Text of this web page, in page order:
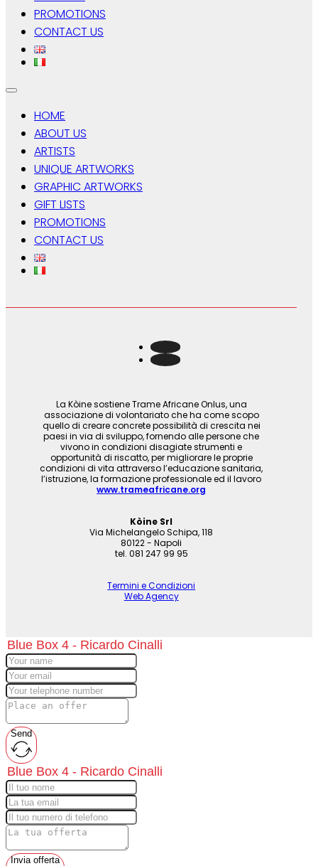
PROMOTIONS
CONTACT US
HOME
ABOUT US
ARTISTS
UNIQUE ARTWORKS
GRAPHIC ARTWORKS
GIFT LISTS
PROMOTIONS
CONTACT US
La Kòine sostiene Trame Africane Onlus, una
associazione di volontariato che ha come scopo
quello di creare concrete possibilità di crescita nei
paesi in via di sviluppo, fornendo alle persone che
vivono in condizioni disagiate strumenti e
opportunità di riscatto, per migliorare le proprie
condizioni di vita attraverso l’educazione sanitaria,
l’istruzione, la formazione professionale ed il lavoro
www.trameafricane.org
Kòine Srl
Via Michelangelo Schipa, 118
80122 - Napoli
tel. 081 247 99 95
Termini e Condizioni
Web Agency
Send
Invia offerta